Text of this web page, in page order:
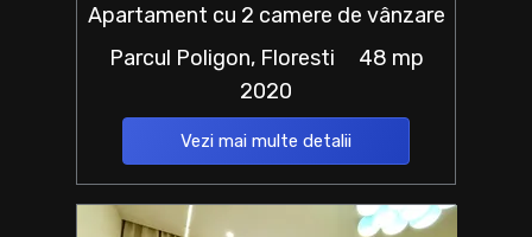
Apartament cu 2 camere de vânzare
Parcul Poligon, Floresti
48 mp
2020
Vezi mai multe detalii